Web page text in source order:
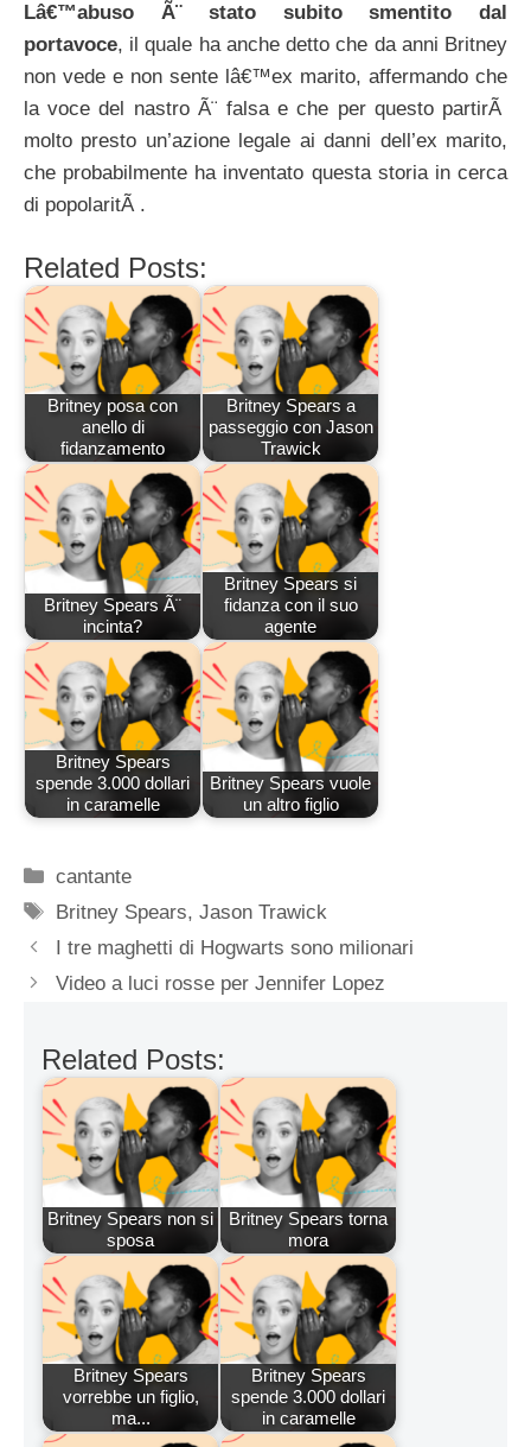
Lâ€™abuso Ã¨ stato subito smentito dal
portavoce, il quale ha anche detto che da anni Britney
non vede e non sente lâ€™ex marito, affermando che
la voce del nastro Ã¨ falsa e che per questo partirÃ
molto presto un’azione legale ai danni dell’ex marito,
che probabilmente ha inventato questa storia in cerca
di popolaritÃ .
Related Posts:
Britney posa con
anello di
fidanzamento
Britney Spears a
passeggio con Jason
Trawick
Britney Spears Ã¨
incinta?
Britney Spears si
fidanza con il suo
agente
Britney Spears
spende 3.000 dollari
in caramelle
Britney Spears vuole
un altro figlio
Categorie
cantante
Tag
Britney Spears,Jason Trawick
I tre maghetti di Hogwarts sono milionari
Video a luci rosse per Jennifer Lopez
Related Posts:
Britney Spears non si
sposa
Britney Spears torna
mora
Britney Spears
vorrebbe un figlio,
ma...
Britney Spears
spende 3.000 dollari
in caramelle